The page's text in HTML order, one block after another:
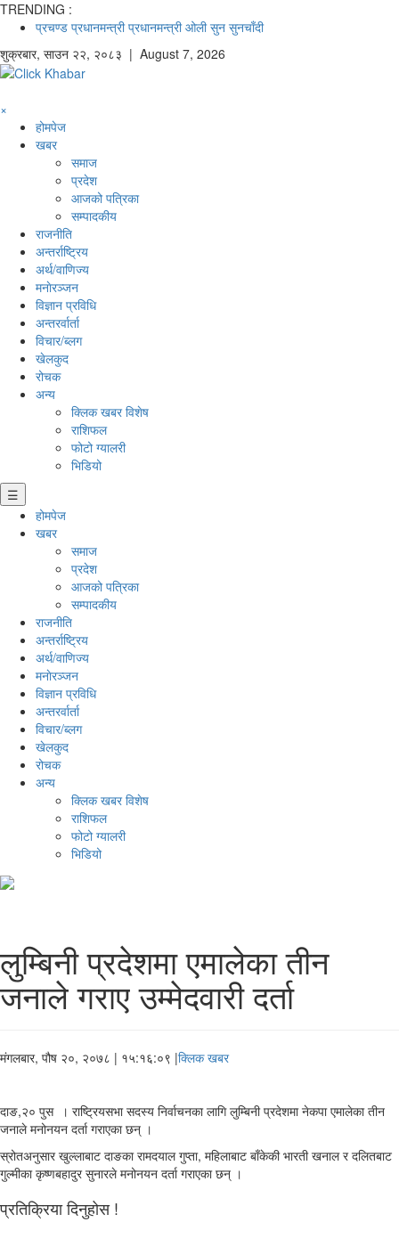
TRENDING :
प्रचण्ड प्रधानमन्त्री प्रधानमन्त्री ओली सुन सुनचाँदी
शुक्रबार, साउन २२, २०८३ | August 7, 2026
×
होमपेज
खबर
समाज
प्रदेश
आजको पत्रिका
सम्पादकीय
राजनीति
अन्तर्राष्ट्रिय
अर्थ/वाणिज्य
मनाेरञ्जन
विज्ञान प्रविधि
अन्तरर्वार्ता
विचार/ब्लग
खेलकुद
रोचक
अन्य
क्लिक खबर विशेष
राशिफल
फोटो ग्यालरी
भिडियो
☰
होमपेज
खबर
समाज
प्रदेश
आजको पत्रिका
सम्पादकीय
राजनीति
अन्तर्राष्ट्रिय
अर्थ/वाणिज्य
मनाेरञ्जन
विज्ञान प्रविधि
अन्तरर्वार्ता
विचार/ब्लग
खेलकुद
रोचक
अन्य
क्लिक खबर विशेष
राशिफल
फोटो ग्यालरी
भिडियो
लुम्बिनी प्रदेशमा एमालेका तीन
जनाले गराए उम्मेदवारी दर्ता
मंगलबार, पौष २०, २०७८ | १५:१६:०९ |क्लिक खबर
दाङ,२० पुस । राष्ट्रियसभा सदस्य निर्वाचनका लागि लुम्बिनी प्रदेशमा नेकपा एमालेका तीन
जनाले मनोनयन दर्ता गराएका छन् ।
स्रोतअनुसार खुल्लाबाट दाङका रामदयाल गुप्ता, महिलाबाट बाँकेकी भारती खनाल र दलितबाट
गुल्मीका कृष्णबहादुर सुनारले मनोनयन दर्ता गराएका छन् ।
प्रतिक्रिया दिनुहोस !